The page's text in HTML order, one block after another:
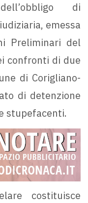
di
emessa
Preliminari del
confronti di due
di Corigliano-
di detenzione
stupefacenti.
costituisce